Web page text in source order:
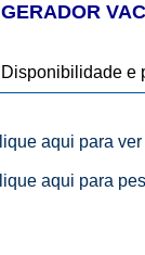
GERADOR
Disponibilidade e
aqui para
aqui para